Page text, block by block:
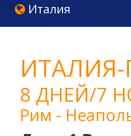
Италия
8 ДНЕЙ/7
Рим -